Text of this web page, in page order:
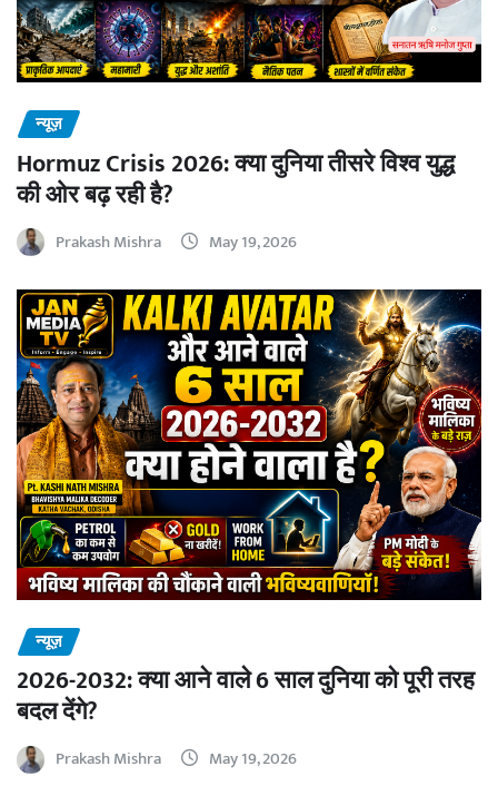
न्यूज़
Hormuz Crisis 2026: क्या दुनिया तीसरे विश्व युद्ध
की ओर बढ़ रही है?
Prakash Mishra May 19, 2026
न्यूज़
2026-2032: क्या आने वाले 6 साल दुनिया को पूरी तरह
बदल देंगे?
Prakash Mishra May 19, 2026